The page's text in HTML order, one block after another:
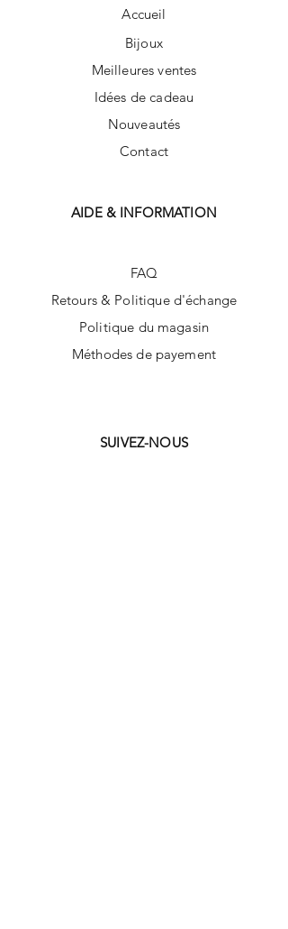
Accueil
Bijoux
Meilleures ventes
Idées de cadeau
Nouveautés
Contact
AIDE & INFORMATION
FAQ
Retours & Politique d'échange
Politique du magasin
Méthodes de payement
SUIVEZ-NOUS